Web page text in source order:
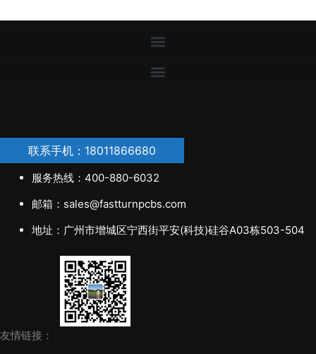
联系手机：18011866680
服务热线：400-880-6032
邮箱：sales@fastturnpcbs.com
地址：广州市增城区宁西街平安(科技)硅谷A03栋503-504
友情链接：